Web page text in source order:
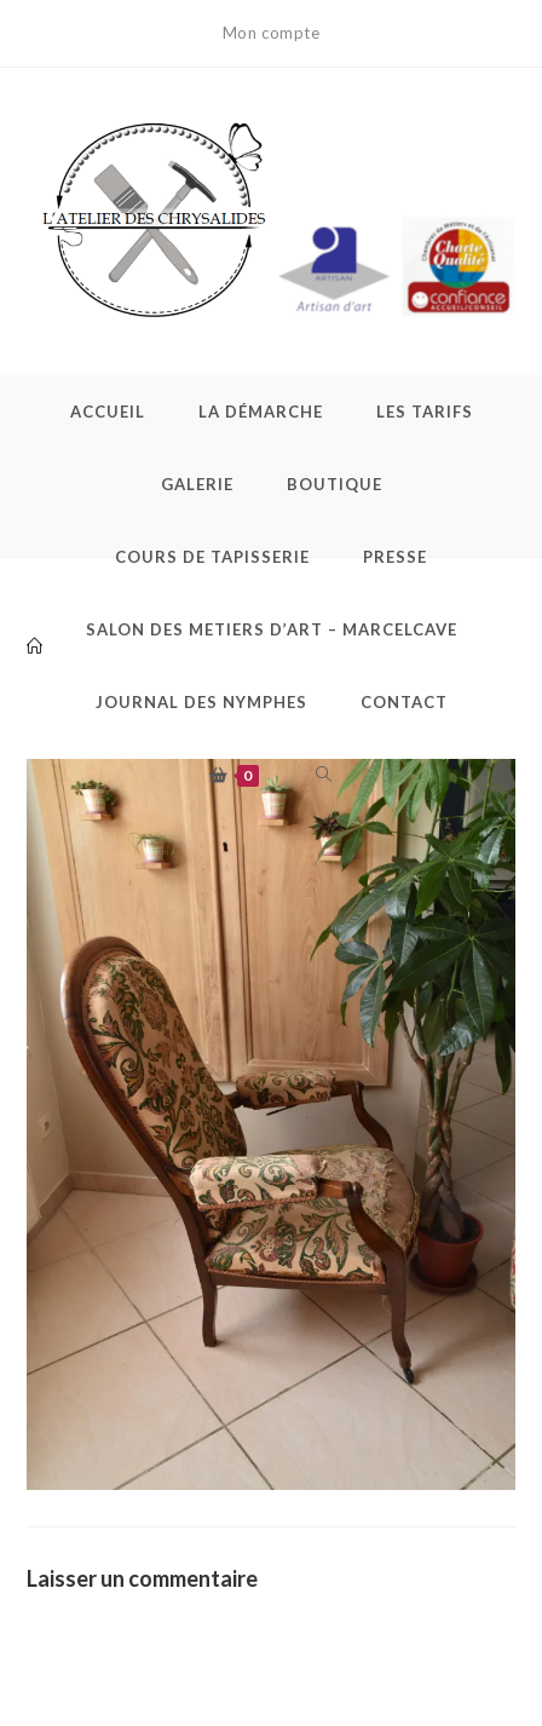
Mon compte
ACCUEIL LA DÉMARCHE LES TARIFS
GALERIE BOUTIQUE
COURS DE TAPISSERIE PRESSE
SALON DES METIERS D’ART – MARCELCAVE
JOURNAL DES NYMPHES CONTACT
0 TOGGLE
WEBSITE
SEARCH
Laisser un commentaire